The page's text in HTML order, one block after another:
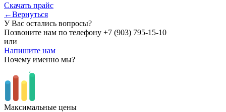
Скачать прайс
←Вернуться
У Вас остались вопросы?
Позвоните нам по телефону +7 (903) 795-15-10
или
Напишите нам
Почему именно мы?
Максимальные цены